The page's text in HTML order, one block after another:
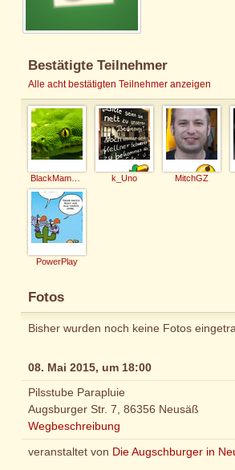
Bestätigte Teilnehmer
Alle acht bestätigten Teilnehmer anzeigen
k_Uno MitchGZ
PowerPlay
Fotos
Bisher wurden noch keine Fotos
08. Mai 2015, um 18:00
Pilsstube Parapluie
Augsburger Str. 7, 86356 Neusäß
Wegbeschreibung
veranstaltet von Die Augschburger in